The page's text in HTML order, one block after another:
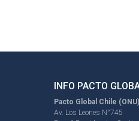
INFO PACTO
Pacto Global Chile (ONU)
Av. Los Leones N°745